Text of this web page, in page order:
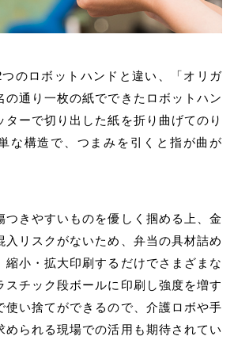
のロボットハンドと違い、「オリガ
の通り一枚の紙でできたロボットハン
ターで切り出した紙を折り曲げてのり
な構造で、つまみを引くと指が曲が
つきやすいものを優しく掴める上、金
入リスクがないため、弁当の具材詰め
縮小・拡大印刷するだけでさまざまな
スチック段ボールに印刷し強度を増す
使い捨てができるので、介護ロボや手
められる現場での活用も期待されてい